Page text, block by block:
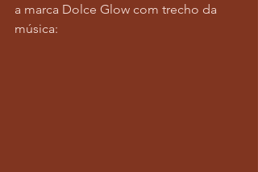
a marca Dolce Glow com trecho da
música: